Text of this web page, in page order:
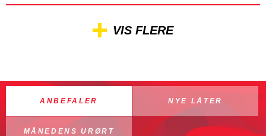
VIS FLERE
ANBEFALER NYE LÅTER
MÅNEDENS URØRT